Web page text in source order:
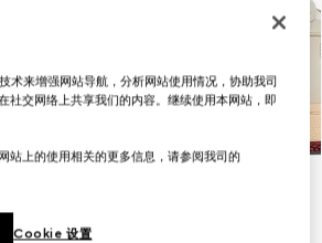
来增强网站导航，分析网站使用情况，协助我司
社交网络上共享我们的内容。继续使用本网站，即
站上的使用相关的更多信息，请参阅我司的
Cookie 设置